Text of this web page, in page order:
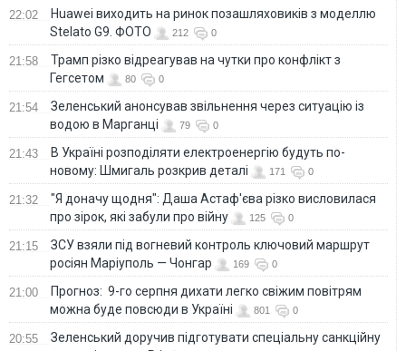
22:02
Huawei виходить на ринок позашляховиків з моделлю
Stelato G9. ФОТО
212 0
21:58
Трамп різко відреагував на чутки про конфлікт з
Гегсетом
80 0
21:54
Зеленський анонсував звільнення через ситуацію із
водою в Марганці
79 0
21:43
В Україні розподіляти електроенергію будуть по-
новому: Шмигаль розкрив деталі
171 0
21:32
"Я доначу щодня": Даша Астаф'єва різко висловилася
про зірок, які забули про війну
125 0
21:15
ЗСУ взяли під вогневий контроль ключовий маршрут
росіян Маріуполь — Чонгар
169 0
21:00
Прогноз: 9-го серпня дихати легко свіжим повітрям
можна буде повсюди в Україні
801 0
20:55
Зеленський доручив підготувати спеціальну санкційну